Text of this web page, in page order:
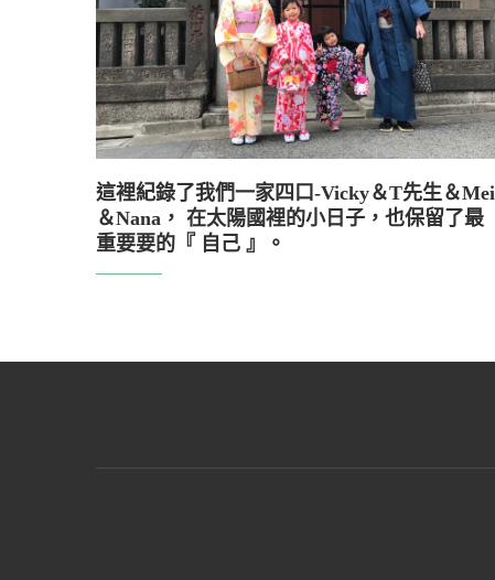
這裡紀錄了我們一家四口-Vicky＆T先生＆Mei
＆Nana， 在太陽國裡的小日子，也保留了最
重要要的『 自己 』。